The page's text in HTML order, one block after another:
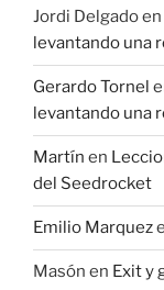
Jordi Delgadoen
levantando una
Gerardo Tornel
levantando una
Martín en
del Seedrocket
Emilio Marquez
Masón en Exit y